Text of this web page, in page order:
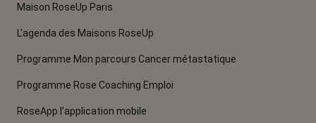
Maison RoseUp Paris
L'agenda des Maisons RoseUp
Programme Mon parcours Cancer métastatique
Programme Rose Coaching Emploi
RoseApp l’application mobile